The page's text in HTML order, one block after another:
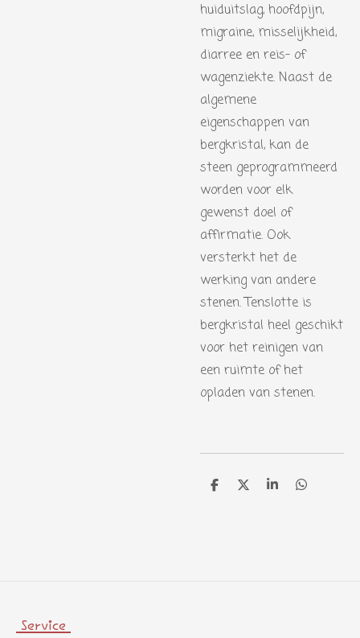
huiduitslag, hoofdpijn,
migraine, misselijkheid,
diarree en reis- of
wagenziekte. Naast de
algemene
eigenschappen van
bergkristal, kan de
steen geprogrammeerd
worden voor elk
gewenst doel of
affirmatie. Ook
versterkt het de
werking van andere
stenen. Tenslotte is
bergkristal heel geschikt
voor het reinigen van
een ruimte of het
opladen van stenen.
D D S D
Service